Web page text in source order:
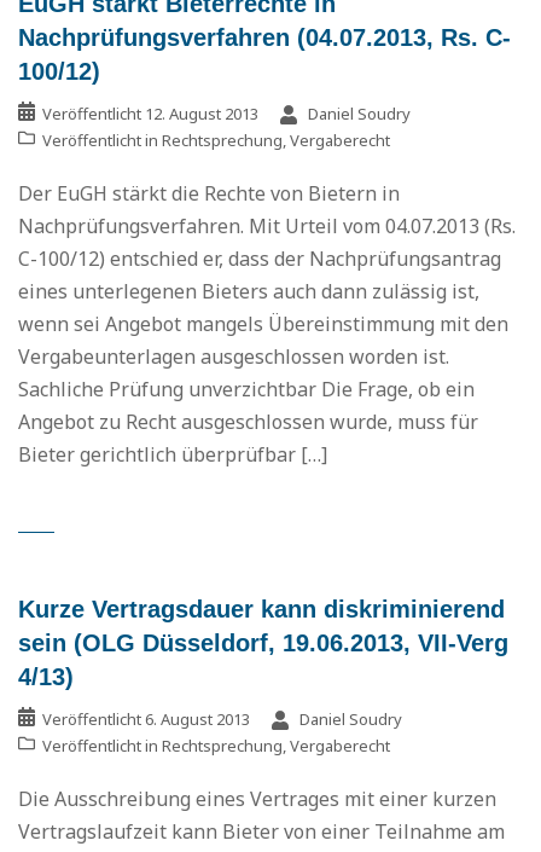
Nachprüfungsverfahren (04.07.2013, Rs. C-
100/12)
Veröffentlicht 12. August 2013
Daniel Soudry
Veröffentlicht in Rechtsprechung,Vergaberecht
Der EuGH stärkt die Rechte von Bietern in
Nachprüfungsverfahren. Mit Urteil vom 04.07.2013 (Rs.
C-100/12) entschied er, dass der Nachprüfungsantrag
eines unterlegenen Bieters auch dann zulässig ist,
wenn sei Angebot mangels Übereinstimmung mit den
Vergabeunterlagen ausgeschlossen worden ist.
Sachliche Prüfung unverzichtbar Die Frage, ob ein
Angebot zu Recht ausgeschlossen wurde, muss für
Bieter gerichtlich überprüfbar […]
Kurze Vertragsdauer kann diskriminierend
sein (OLG Düsseldorf, 19.06.2013, VII-Verg
4/13)
Veröffentlicht 6. August 2013
Daniel Soudry
Veröffentlicht in Rechtsprechung,Vergaberecht
Die Ausschreibung eines Vertrages mit einer kurzen
Vertragslaufzeit kann Bieter von einer Teilnahme am